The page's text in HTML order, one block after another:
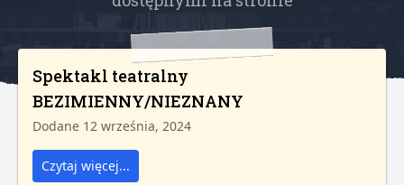
Spektakl teatralny
BEZIMIENNY/NIEZNANY
Dodane 12 września, 2024
Czytaj więcej...